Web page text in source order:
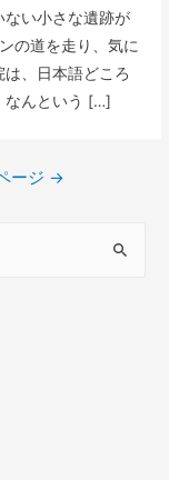
ない小さな遺跡が
の道を走り、気に
、日本語どころ
なんという […]
ージ →